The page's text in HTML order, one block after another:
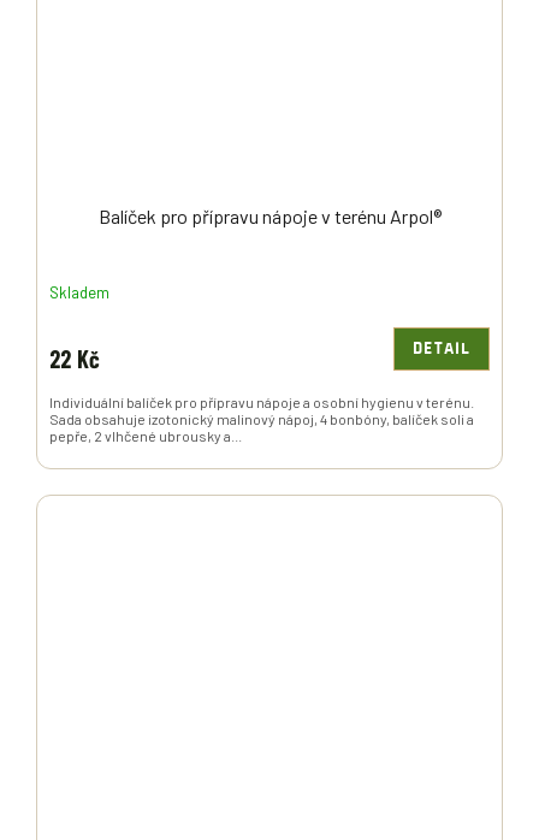
Balíček pro přípravu nápoje v terénu Arpol®
Skladem
22 Kč DETAIL
Individuální balíček pro přípravu nápoje a osobní hygienu v terénu.
Sada obsahuje izotonický malinový nápoj, 4 bonbóny, balíček soli a
pepře, 2 vlhčené ubrousky a...